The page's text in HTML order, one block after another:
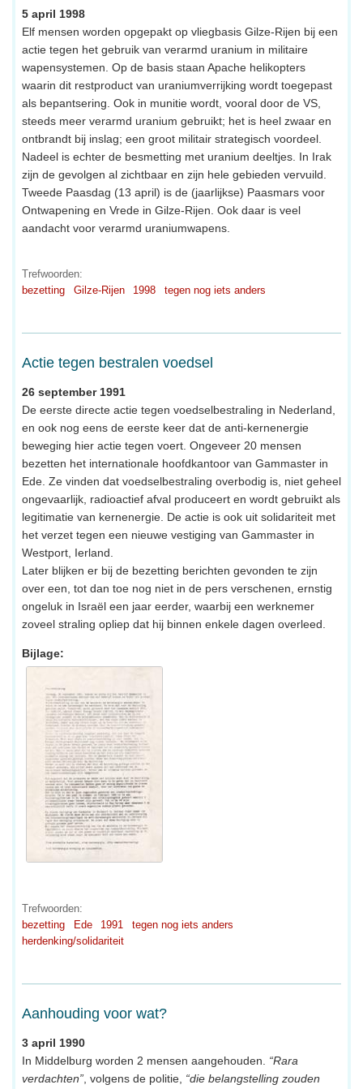
5 april 1998
Elf mensen worden opgepakt op vliegbasis Gilze-Rijen bij een
actie tegen het gebruik van verarmd uranium in militaire
wapensystemen. Op de basis staan Apache helikopters
waarin dit restproduct van uraniumverrijking wordt toegepast
als bepantsering. Ook in munitie wordt, vooral door de VS,
steeds meer verarmd uranium gebruikt; het is heel zwaar en
ontbrandt bij inslag; een groot militair strategisch voordeel.
Nadeel is echter de besmetting met uranium deeltjes. In Irak
zijn de gevolgen al zichtbaar en zijn hele gebieden vervuild.
Tweede Paasdag (13 april) is de (jaarlijkse) Paasmars voor
Ontwapening en Vrede in Gilze-Rijen. Ook daar is veel
aandacht voor verarmd uraniumwapens.
Trefwoorden:
bezetting
Gilze-Rijen 1998 tegen nog iets anders
Actie tegen bestralen voedsel
26 september 1991
De eerste directe actie tegen voedselbestraling in Nederland,
en ook nog eens de eerste keer dat de anti-kernenergie
beweging hier actie tegen voert. Ongeveer 20 mensen
bezetten het internationale hoofdkantoor van Gammaster in
Ede. Ze vinden dat voedselbestraling overbodig is, niet geheel
ongevaarlijk, radioactief afval produceert en wordt gebruikt als
legitimatie van kernenergie. De actie is ook uit solidariteit met
het verzet tegen een nieuwe vestiging van Gammaster in
Westport, Ierland.
Later blijken er bij de bezetting berichten gevonden te zijn
over een, tot dan toe nog niet in de pers verschenen, ernstig
ongeluk in Israël een jaar eerder, waarbij een werknemer
zoveel straling opliep dat hij binnen enkele dagen overleed.
Bijlage:
Trefwoorden:
bezetting
Ede 1991
tegen nog iets anders
herdenking/solidariteit
Aanhouding voor wat?
3 april 1990
In Middelburg worden 2 mensen aangehouden. “Rara
verdachten”, volgens de politie, “die belangstelling zouden